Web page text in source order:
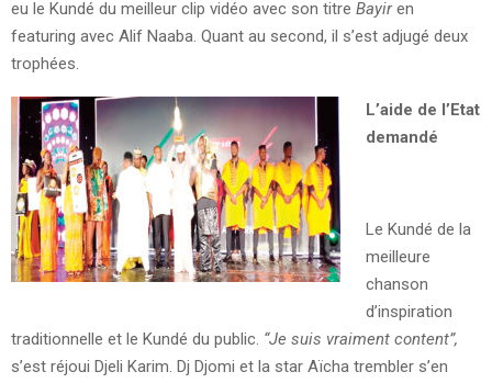
eu le Kundé du meilleur clip vidéo avec son titre Bayiren
featuring avec Alif Naaba. Quant au second, il s’est adjugé deux
trophées.
L’aide de l’Etat
demandé
Le Kundé de la
meilleure
chanson
d’inspiration
traditionnelle et le Kundé du public. “Je suis vraiment content”,
s’est réjoui Djeli Karim. Dj Djomi et la star Aïcha trembler s’en